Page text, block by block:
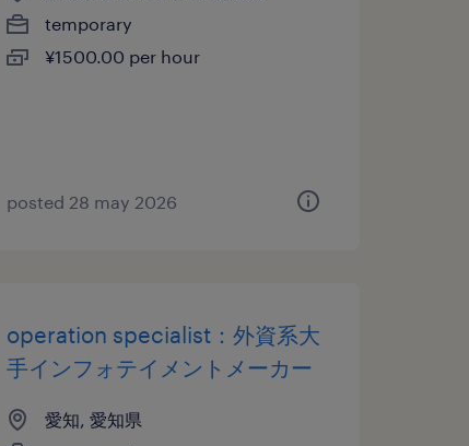
temporary
¥1500.00 per hour
posted 28 may 2026
operation specialist：外資系大
手インフォテイメントメーカー
愛知, 愛知県